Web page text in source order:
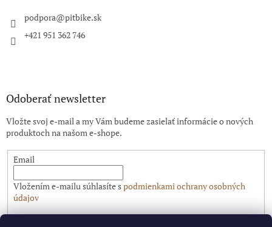
podpora@pitbike.sk
+421 951 362 746
Odoberať newsletter
Vložte svoj e-mail a my Vám budeme zasielať informácie o nových
produktoch na našom e-shope.
Email
Vložením e-mailu súhlasíte spodmienkami ochrany osobných
údajov